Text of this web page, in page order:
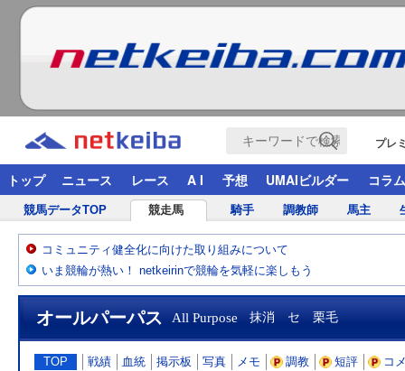
プレ
トップ ニュース レース A I 予想 UMAIビルダー コラム
競馬データTOP 競走馬 騎手 調教師 馬主
コミュニティ健全化に向けた取り組みについて
いま競輪が熱い！ netkeirinで競輪を気軽に楽しもう
オールパーパス All Purpose 抹消 セ 栗毛
TOP 戦績 血統 掲示板 写真 メモ 調教 短評 コ